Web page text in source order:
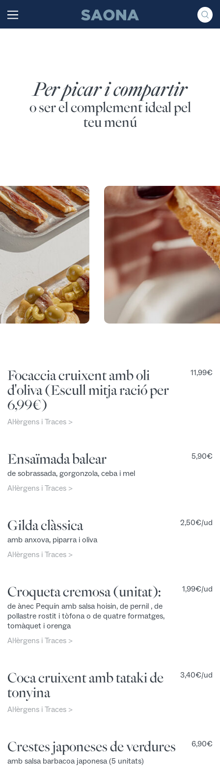
Grupo Saona
Per picar i compartir
o ser el complement ideal pel
teu menú
Focaccia cruixent amb oli
d'oliva (Escull mitja ració per
6,99€)
Al·lèrgens i Traces >
11,99€
Ensaïmada balear
de sobrassada, gorgonzola, ceba i mel
Al·lèrgens i Traces >
5,90€
Gilda clàssica
amb anxova, piparra i oliva
Al·lèrgens i Traces >
2,50€/ud
Croqueta cremosa (unitat):
de ànec Pequín amb salsa hoisin, de pernil , de
pollastre rostit i tòfona o de quatre formatges,
tomàquet i orenga
Al·lèrgens i Traces >
1,99€/ud
Coca cruixent amb tataki de
tonyina
Al·lèrgens i Traces >
3,40€/ud
Crestes japoneses de verdures
amb salsa barbacoa japonesa (5 unitats)
6,90€